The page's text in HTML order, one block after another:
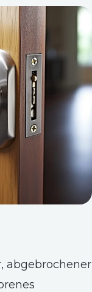
abgebrochener